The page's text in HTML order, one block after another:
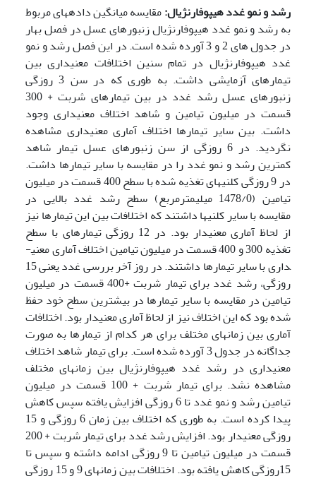
رشد و نمو غدد هیپوفارنژیال:مقایسه میانگین داده­های مربوط
به رشد و نمو غدد هیپوفارنژیال زنبورهای عسل در فصل بهار
در جدول های 2 و 3 آورده شده است. در این فصل رشد و نمو
غدد هیپوفارنژیال در تمام سنین اختلافات معنی­داری بین
تیمارهای آزمایشی داشت. به طوری که در سن 3 روزگی
زنبورهای عسل رشد غدد در بین تیمارهای شربت + 300
قسمت در میلیون تیامین و شاهد اختلاف معنی­داری وجود
داشت. بین سایر تیمارها اختلاف آماری معنی­داری مشاهده
نگردید. در 6 روزگی از سن زنبورهای عسل تیمار شاهد
کمترین رشد و نمو غدد را در مقایسه با سایر تیمارها داشت.
در 9 روزگی کلنی­های تغذیه شده با سطح 400 قسمت در میلیون
تیامین (1478/0 میلی­مترمربع) سطح رشد غدد بالایی در
مقایسه با سایر کلنی­ها داشتند که اختلافات بین این تیمارها نیز
از لحاظ آماری معنی­دار بود. در 12 روزگی تیمارهای با سطح
تغذیه 300 و 400 قسمت در میلیون تیامین اختلاف آماری معنی­
داری با سایر تیمارها داشتند. در روز آخر بررسی غدد یعنی 15
روزگی، رشد غدد برای تیمار شربت +400 قسمت در میلیون
تیامین در مقایسه با سایر تیمارها در بیشترین سطح خود حفظ
شده بود که این اختلاف نیز از لحاظ آماری معنی­دار بود. اختلافات
آماری بین زمان­های مختلف برای هر کدام از تیمارها به صورت
جداگانه در جدول 3 آورده شده است. برای تیمار شاهد اختلاف
معنی­داری در رشد غدد هیپوفارنژیال بین زمان­های مختلف
مشاهده نشد. برای تیمار شربت + 100 قسمت در میلیون
تیامین رشد و نمو غدد تا 6 روزگی افزایش یافته سپس کاهش
پیدا کرده است. به طوری که اختلاف بین زمان 6 روزگی و 15
روزگی معنی­دار بود. افزایش رشد غدد برای تیمار شربت + 200
قسمت در میلیون تیامین تا 9 روزگی ادامه داشته و سپس تا
15روزگی کاهش یافته بود. اختلافات بین زمان­های 9 و 15 روزگی